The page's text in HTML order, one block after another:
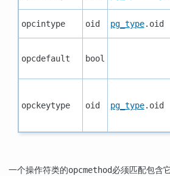
opcintype oid pg_type.oid
opcdefault bool
opckeytype oid pg_type.oid
一个操作符类的opcmethod必须匹配包含